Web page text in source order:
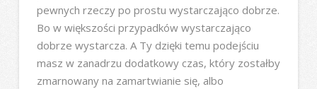
pewnych rzeczy po prostu wystarczająco dobrze.
Bo w większości przypadków wystarczająco
dobrze wystarcza. A Ty dzięki temu podejściu
masz w zanadrzu dodatkowy czas, który zostałby
zmarnowany na zamartwianie się, albo